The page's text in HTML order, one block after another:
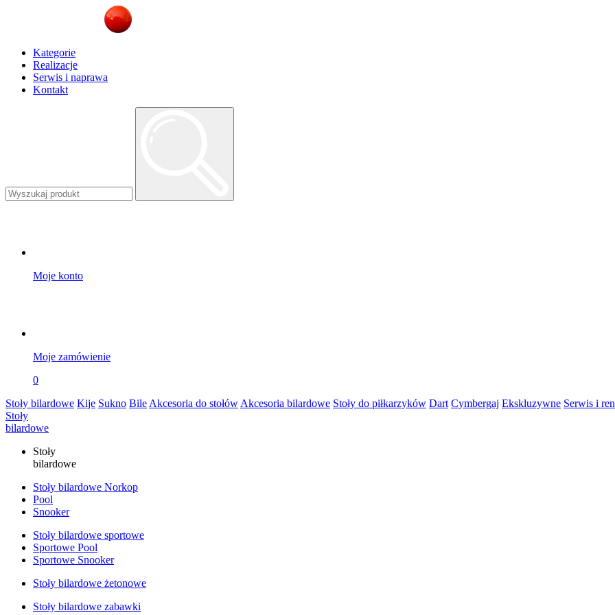
Kategorie
Realizacje
Serwis i naprawa
Kontakt
Moje konto
Moje zamówienie
0
Stoły bilardowe Kije Sukno Bile Akcesoria do stołów Akcesoria bilardowe Stoły do piłkarzyków Dart Cymbergaj Ekskluzywne Serwis i
Stoły
bilardowe
Stoły
bilardowe
Stoły bilardowe Norkop
Pool
Snooker
Stoły bilardowe sportowe
Sportowe Pool
Sportowe Snooker
Stoły bilardowe żetonowe
Stoły bilardowe zabawki